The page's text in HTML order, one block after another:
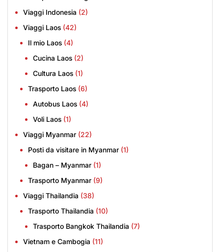
Viaggi Indonesia (2)
Viaggi Laos (42)
Il mio Laos (4)
Cucina Laos (2)
Cultura Laos (1)
Trasporto Laos (6)
Autobus Laos (4)
Voli Laos (1)
Viaggi Myanmar (22)
Posti da visitare in Myanmar (1)
Bagan – Myanmar (1)
Trasporto Myanmar (9)
Viaggi Thailandia (38)
Trasporto Thailandia (10)
Trasporto Bangkok Thailandia (7)
Vietnam e Cambogia (11)